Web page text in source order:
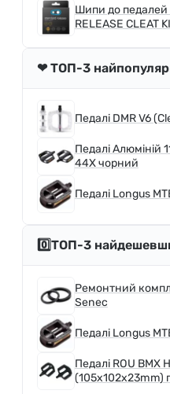
Шипи до педалей
RELEASE CLEAT
❤ ТОП-3
Педалі DMR V6
Педалі Алюмiнiй
44X чорний
Педалі Longus
0️⃣ТОП-3
Ремонтний
Senec
Педалі Longus
Педалі ROU BMX
(105x102x23mm)